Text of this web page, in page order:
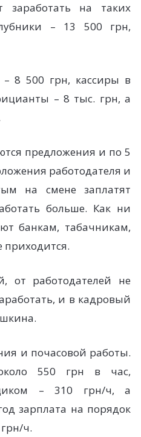
заработать на таких
– 13 500 грн,
8 500 грн, кассиры в
– 8 тыс. грн, а
предложения и по 5
работодателя и
на смене заплатят
больше. Как ни
банкам, табачникам,
приходится.
от работодателей не
и в кадровый
и почасовой работы.
550 грн в час,
– 310 грн/ч, а
зарплата на порядок
ч.